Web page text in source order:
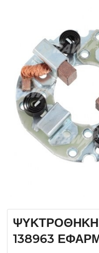
ΨΥΚΤΡΟΘΗΚΗ
138963